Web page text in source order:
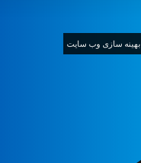
بهینه سازی وب سایت